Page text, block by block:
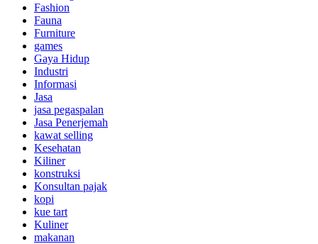
Fashion
Fauna
Furniture
games
Gaya Hidup
Industri
Informasi
Jasa
jasa pegaspalan
Jasa Penerjemah
kawat selling
Kesehatan
Kiliner
konstruksi
Konsultan pajak
kopi
kue tart
Kuliner
makanan